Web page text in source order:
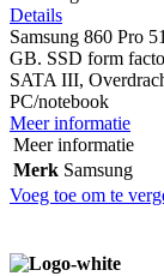
Details
Samsung 860 Pro
GB. SSD form
SATA III,
PC/notebook
Meer informatie
Meer informatie
Merk Samsung
Voeg toe om te